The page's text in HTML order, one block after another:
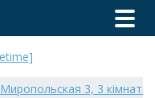
Миропольская 3, 3